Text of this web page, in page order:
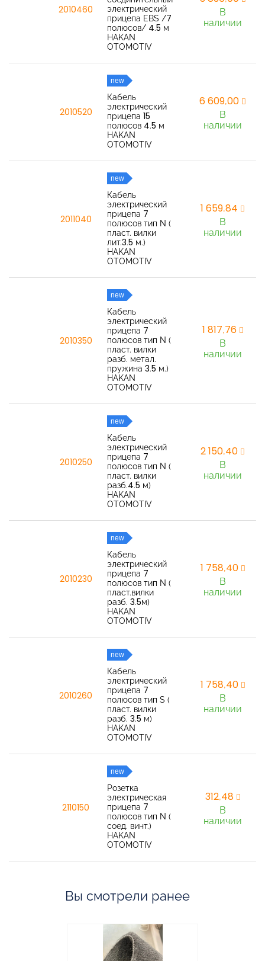
2010460
электрический
прицепа EBS /7
полюсов/ 4.5 м
HAKAN
OTOMOTIV
В
наличии
2010520
new
Кабель
электрический
прицепа 15
полюсов 4.5 м
HAKAN
OTOMOTIV
6 609,00
В
наличии
2011040
new
Кабель
электрический
прицепа 7
полюсов тип N (
пласт. вилки
лит.3.5 м.)
HAKAN
OTOMOTIV
1 659,84
В
наличии
2010350
new
Кабель
электрический
прицепа 7
полюсов тип N (
пласт. вилки
разб. метал.
пружина 3.5 м.)
HAKAN
OTOMOTIV
1 817,76
В
наличии
2010250
new
Кабель
электрический
прицепа 7
полюсов тип N (
пласт. вилки
разб.4.5 м)
HAKAN
OTOMOTIV
2 150,40
В
наличии
2010230
new
Кабель
электрический
прицепа 7
полюсов тип N (
пласт.вилки
разб. 3.5м)
HAKAN
OTOMOTIV
1 758,40
В
наличии
2010260
new
Кабель
электрический
прицепа 7
полюсов тип S (
пласт. вилки
разб. 3.5 м)
HAKAN
OTOMOTIV
1 758,40
В
наличии
2110150
new
Розетка
электрическая
прицепа 7
полюсов тип N (
соед. винт.)
HAKAN
OTOMOTIV
312,48
В
наличии
Вы смотрели ранее